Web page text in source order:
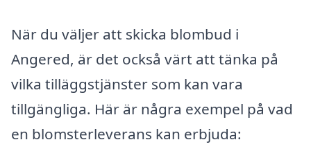
När du väljer att skicka blombud i
Angered, är det också värt att tänka på
vilka tilläggstjänster som kan vara
tillgängliga. Här är några exempel på vad
en blomsterleverans kan erbjuda: